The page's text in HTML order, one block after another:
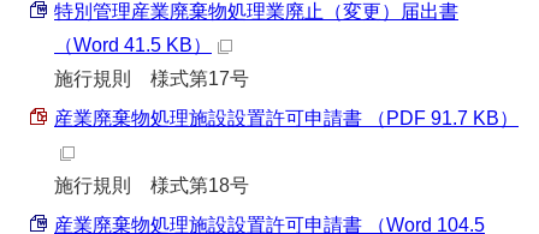
特別管理産業廃棄物処理業廃止（変更）届出書
（Word 41.5 KB）
施行規則 様式第17号
産業廃棄物処理施設設置許可申請書 （PDF 91.7 KB）
施行規則 様式第18号
産業廃棄物処理施設設置許可申請書 （Word 104.5